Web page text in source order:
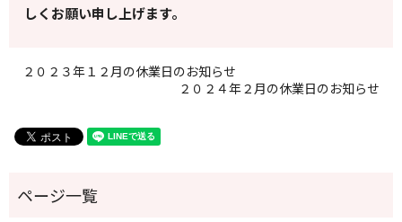
しくお願い申し上げます。
２０２３年１２月の休業日のお知らせ
２０２４年２月の休業日のお知らせ